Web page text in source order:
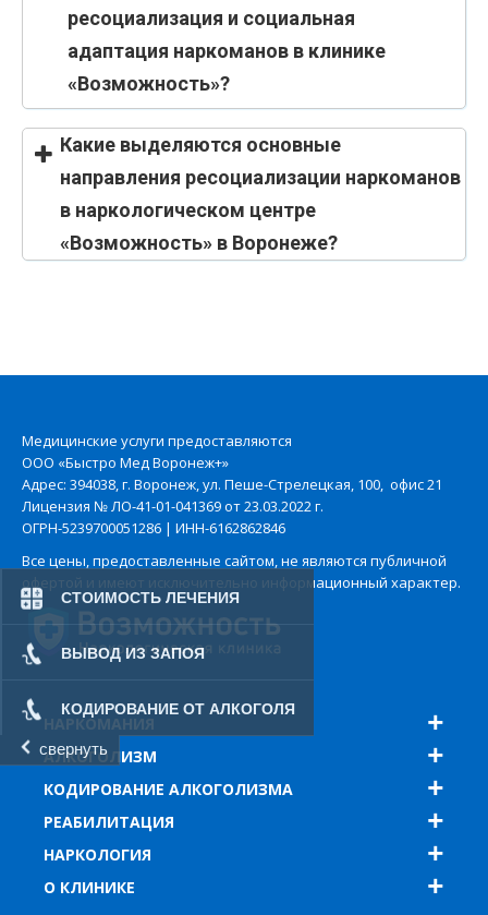
СТОИМОСТЬ ЛЕЧЕНИЯ
ВЫВОД ИЗ ЗАПОЯ
КОДИРОВАНИЕ ОТ АЛКОГОЛЯ
свернуть
ресоциализация и социальная
адаптация наркоманов в клинике
«Возможность»?
Какие выделяются основные
направления ресоциализации наркоманов
в наркологическом центре
«Возможность» в Воронеже?
Медицинские услуги предоставляются
ООО «Быстро Мед Воронеж+»
Адрес: 394038, г. Воронеж, ул. Пеше-Стрелецкая, 100, офис 21
Лицензия № ЛО-41-01-041369 от 23.03.2022 г.
ОГРН-5239700051286 | ИНН-6162862846
Все цены, предоставленные сайтом, не являются публичной
офертой и имеют исключительно информационный характер.
НАРКОМАНИЯ
АЛКОГОЛИЗМ
КОДИРОВАНИЕ АЛКОГОЛИЗМА
РЕАБИЛИТАЦИЯ
НАРКОЛОГИЯ
О КЛИНИКЕ